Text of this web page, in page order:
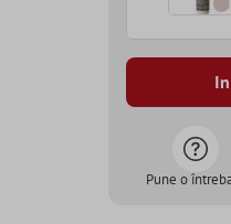
Pune o